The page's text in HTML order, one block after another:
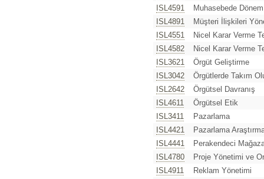
ISL4591
Muhasebede
ISL4891
Müşteri İlişkileri
ISL4551
Nicel Karar Verme
ISL4582
Nicel Karar Verme
ISL3621
Örgüt Geliştirme
ISL3042
Örgütlerde Takım
ISL2642
Örgütsel Davranış
ISL4611
Örgütsel Etik
ISL3411
Pazarlama
ISL4421
Pazarlama
ISL4441
Perakendeci
ISL4780
Proje Yönetimi ve
ISL4911
Reklam Yönetimi